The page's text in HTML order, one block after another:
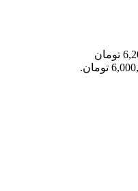
قیمت اصلی: 6,200,000 تومان